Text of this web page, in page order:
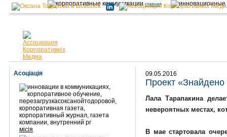
главная
Асоціація
місія
09.05.2016
Проект «Знайдено
Лала Тарапакина
невероятных местах,
В мае стартовала